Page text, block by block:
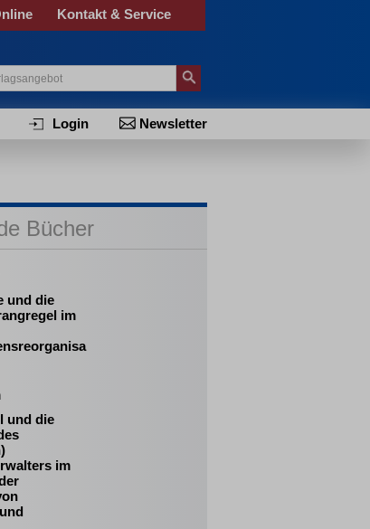
Kontakt & Service
Newsletter
Login
Bücher
und die
im
und die
im